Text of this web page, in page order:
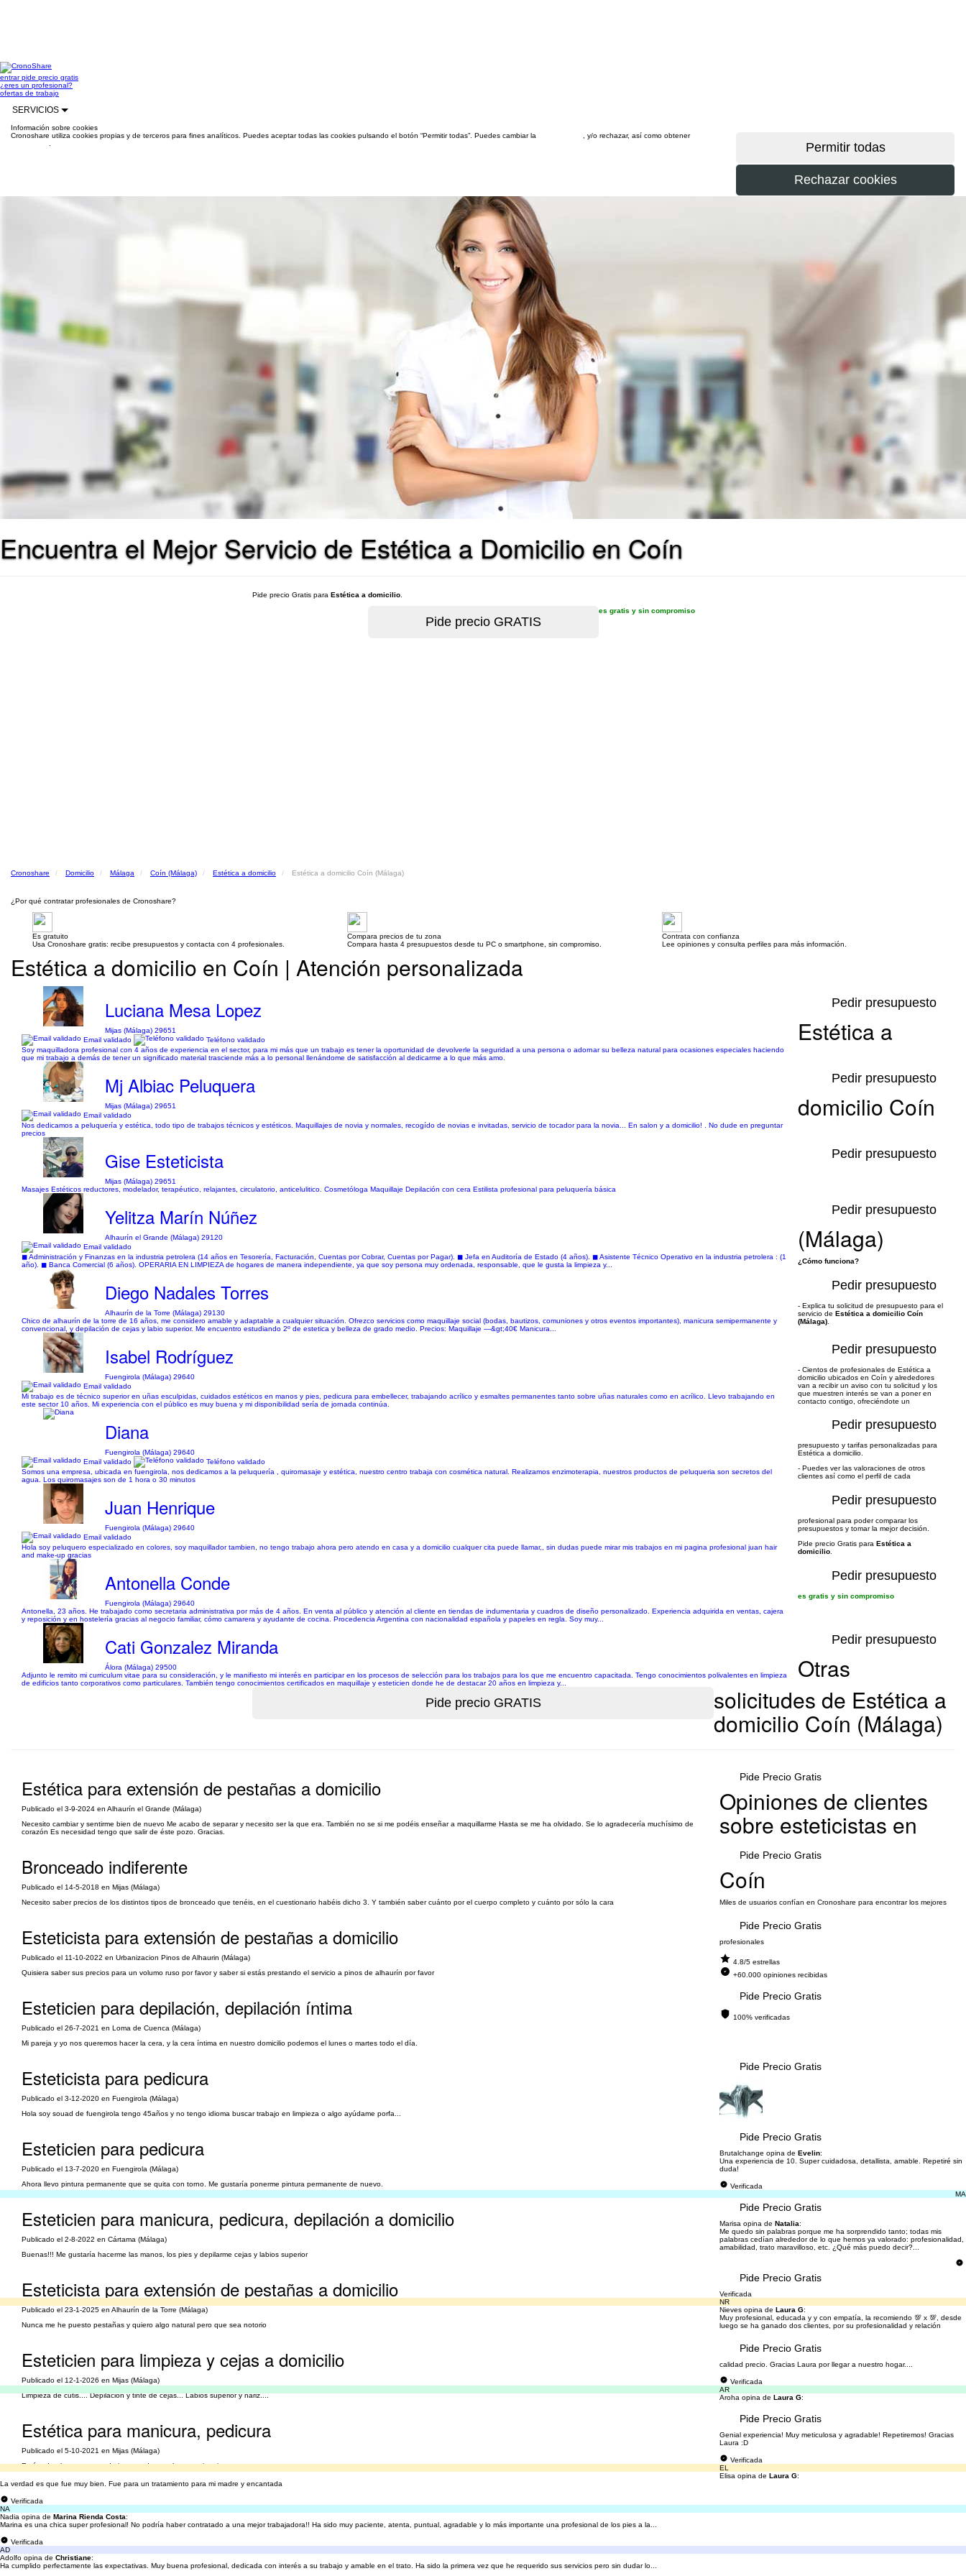
entrarpide precio gratis
¿eres un profesional?
ofertas de trabajo
SERVICIOS
Información sobre cookies
Cronoshare utiliza cookies propias y de terceros para fines analíticos. Puedes aceptar todas las cookies pulsando el botón “Permitir todas”. Puedes cambiar la
, y/o rechazar, así como obtener
Encuentra el Mejor Servicio de Estética a Domicilio en Coín
Pide precio Gratis para Estética a domicilio
es gratis y sin compromiso
Cronoshare Domicilio Málaga Coín (Málaga) Estética a domicilio Estética a domicilio Coín (Málaga)
¿Por qué contratar profesionales de Cronoshare?
Es gratuito
Usa Cronoshare gratis: recibe presupuestos y contacta con 4 profesionales.
Compara precios de tu zona
Compara hasta 4 presupuestos desde tu PC o smartphone, sin compromiso.
Contrata con confianza
Lee opiniones y consulta perfiles para más información.
Estética a domicilio en Coín | Atención personalizada
Luciana Mesa Lopez
Mijas (Málaga) 29651
Email validado
Teléfono validado
Soy maquilladora profesional con 4 años de experiencia en el sector, para mi más que un trabajo es tener la oportunidad de devolverle la seguridad a una persona o adornar su belleza natural para ocasiones especiales haciendo
que mi trabajo a demás de tener un significado material trasciende más a lo personal llenándome de satisfacción al dedicarme a lo que más amo.
Pedir presupuesto
Mj Albiac Peluquera
Mijas (Málaga) 29651
Email validado
Nos dedicamos a peluquería y estética, todo tipo de trabajos técnicos y estéticos. Maquillajes de novia y normales, recogído de novias e invitadas, servicio de tocador para la novia... En salon y a domicilio! . No dude en preguntar
precios
Pedir presupuesto
Gise Esteticista
Mijas (Málaga) 29651
Masajes Estéticos reductores, modelador, terapéutico, relajantes, circulatorio, anticelulitico. Cosmetóloga Maquillaje Depilación con cera Estilista profesional para peluquería básica
Pedir presupuesto
Yelitza Marín Núñez
Alhaurín el Grande (Málaga) 29120
Email validado
◼ Administración y Finanzas en la industria petrolera (14 años en Tesorería, Facturación, Cuentas por Cobrar, Cuentas por Pagar). ◼ Jefa en Auditoría de Estado (4 años). ◼ Asistente Técnico Operativo en la industria petrolera : (1
año). ◼ Banca Comercial (6 años). OPERARIA EN LIMPIEZA de hogares de manera independiente, ya que soy persona muy ordenada, responsable, que le gusta la limpieza y...
Pedir presupuesto
Diego Nadales Torres
Alhaurín de la Torre (Málaga) 29130
Chico de alhaurín de la torre de 16 años, me considero amable y adaptable a cualquier situación. Ofrezco servicios como maquillaje social (bodas, bautizos, comuniones y otros eventos importantes), manicura semipermanente y
convencional, y depilación de cejas y labio superior. Me encuentro estudiando 2º de estetica y belleza de grado medio. Precios: Maquillaje —&gt;40€ Manicura...
Pedir presupuesto
Isabel Rodríguez
Fuengirola (Málaga) 29640
Email validado
Mi trabajo es de técnico superior en uñas esculpidas, cuidados estéticos en manos y pies, pedicura para embellecer, trabajando acrílico y esmaltes permanentes tanto sobre uñas naturales como en acrílico. Llevo trabajando en
este sector 10 años. Mi experiencia con el público es muy buena y mi disponibilidad sería de jornada continúa.
Pedir presupuesto
Diana
Fuengirola (Málaga) 29640
Email validado
Teléfono validado
Somos una empresa, ubicada en fuengirola, nos dedicamos a la peluquería , quiromasaje y estética, nuestro centro trabaja con cosmética natural. Realizamos enzimoterapia, nuestros productos de peluqueria son secretos del
agua. Los quiromasajes son de 1 hora o 30 minutos
Pedir presupuesto
Juan Henrique
Fuengirola (Málaga) 29640
Email validado
Hola soy peluquero especializado en colores, soy maquillador tambien, no tengo trabajo ahora pero atendo en casa y a domicilio cualquer cita puede llamar,, sin dudas puede mirar mis trabajos en mi pagina profesional juan hair
and make-up gracias
Pedir presupuesto
Antonella Conde
Fuengirola (Málaga) 29640
Antonella, 23 años. He trabajado como secretaria administrativa por más de 4 años. En venta al público y atención al cliente en tiendas de indumentaria y cuadros de diseño personalizado. Experiencia adquirida en ventas, cajera
y reposición y en hostelería gracias al negocio familiar, cómo camarera y ayudante de cocina. Procedencia Argentina con nacionalidad española y papeles en regla. Soy muy...
Pedir presupuesto
Cati Gonzalez Miranda
Álora (Málaga) 29500
Adjunto le remito mi curriculum vitae para su consideración, y le manifiesto mi interés en participar en los procesos de selección para los trabajos para los que me encuentro capacitada. Tengo conocimientos polivalentes en limpieza
de edificios tanto corporativos como particulares. También tengo conocimientos certificados en maquillaje y esteticien donde he de destacar 20 años en limpieza y...
Pedir presupuesto
Estética a
domicilio Coín
(Málaga)
¿Cómo funciona?
- Explica tu solicitud de presupuesto para el
servicio de Estética a domicilio Coín
(Málaga)
- Cientos de profesionales de Estética a
domicilio ubicados en Coín y alrededores
van a recibir un aviso con tu solicitud y los
que muestren interés se van a poner en
contacto contigo, ofreciéndote un
presupuesto y tarifas personalizadas para
Estética a domicilio.
- Puedes ver las valoraciones de otros
clientes así como el perfil de cada
profesional para poder comparar los
presupuestos y tomar la mejor decisión.
Pide precio Gratis para Estética a
domicilio
es gratis y sin compromiso
Otras
solicitudes de Estética a
domicilio Coín (Málaga)
Estética para extensión de pestañas a domicilio
Publicado el 3-9-2024 en Alhaurín el Grande (Málaga)
Necesito cambiar y sentirme bien de nuevo Me acabo de separar y necesito ser la que era. También no se si me podéis enseñar a maquillarme Hasta se me ha olvidado. Se lo agradecería muchísimo de
corazón Es necesidad tengo que salir de éste pozo. Gracias.
Pide Precio Gratis
Bronceado indiferente
Publicado el 14-5-2018 en Mijas (Málaga)
Necesito saber precios de los distintos tipos de bronceado que tenéis, en el cuestionario habéis dicho 3. Y también saber cuánto por el cuerpo completo y cuánto por sólo la cara
Pide Precio Gratis
Esteticista para extensión de pestañas a domicilio
Publicado el 11-10-2022 en Urbanizacion Pinos de Alhaurin (Málaga)
Quisiera saber sus precios para un volumo ruso por favor y saber si estás prestando el servicio a pinos de alhaurín por favor
Pide Precio Gratis
Esteticien para depilación, depilación íntima
Publicado el 26-7-2021 en Loma de Cuenca (Málaga)
Mi pareja y yo nos queremos hacer la cera, y la cera íntima en nuestro domicilio podemos el lunes o martes todo el día.
Pide Precio Gratis
Esteticista para pedicura
Publicado el 3-12-2020 en Fuengirola (Málaga)
Hola soy souad de fuengirola tengo 45años y no tengo idioma buscar trabajo en limpieza o algo ayúdame porfa...
Pide Precio Gratis
Esteticien para pedicura
Publicado el 13-7-2020 en Fuengirola (Málaga)
Ahora llevo pintura permanente que se quita con torno. Me gustaría ponerme pintura permanente de nuevo.
Pide Precio Gratis
Esteticien para manicura, pedicura, depilación a domicilio
Publicado el 2-8-2022 en Cártama (Málaga)
Buenas!!! Me gustaría hacerme las manos, los pies y depilarme cejas y labios superior
Pide Precio Gratis
Esteticista para extensión de pestañas a domicilio
Publicado el 23-1-2025 en Alhaurín de la Torre (Málaga)
Nunca me he puesto pestañas y quiero algo natural pero que sea notorio
Pide Precio Gratis
Esteticien para limpieza y cejas a domicilio
Publicado el 12-1-2026 en Mijas (Málaga)
Limpieza de cutis.... Depilación y tinte de cejas... Labios superior y nariz....
Pide Precio Gratis
Estética para manicura, pedicura
Publicado el 5-10-2021 en Mijas (Málaga)
Está todo el rato que puede intentando copular con mi gatita
Pide Precio Gratis
Opiniones de clientes
sobre esteticistas en
Coín
Miles de usuarios confían en Cronoshare para encontrar los mejores
profesionales
4.8/5 estrellas
+60.000 opiniones recibidas
100% verificadas
Brutalchange opina de Evelin:
Una experiencia de 10. Super cuidadosa, detallista, amable. Repetiré sin
duda!
Verificada
MA
Marisa opina de Natalia:
Me quedo sin palabras porque me ha sorprendido tanto; todas mis
palabras cedían alrededor de lo que hemos ya valorado: profesionalidad,
amabilidad, trato maravilloso, etc. ¿Qué más puedo decir?...
Verificada
NR
Nieves opina de Laura G:
Muy profesional, educada y y con empatía, la recomiendo 💯 x 💯, desde
luego se ha ganado dos clientes, por su profesionalidad y relación
calidad precio. Gracias Laura por llegar a nuestro hogar....
Verificada
AR
Aroha opina de Laura G:
Genial experiencia! Muy meticulosa y agradable! Repetiremos! Gracias
Laura :D
Verificada
EL
Elisa opina de Laura G:
La verdad es que fue muy bien. Fue para un tratamiento para mi madre y encantada
Verificada
NA
Nadia opina de Marina Rienda Costa:
Marina es una chica super profesional! No podría haber contratado a una mejor trabajadora!! Ha sido muy paciente, atenta, puntual, agradable y lo más importante una profesional de los pies a la...
Verificada
AD
Adolfo opina de Christiane:
Ha cumplido perfectamente las expectativas. Muy buena profesional, dedicada con interés a su trabajo y amable en el trato. Ha sido la primera vez que he requerido sus servicios pero sin dudar lo...